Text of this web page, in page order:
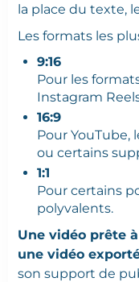
la place du texte,
Les formats les
9:16
Pour les
Instagram
16:9
Pour YouTube,
ou certains
1:1
Pour certains
polyvalents.
Une vidéo prête
une vidéo
son support de